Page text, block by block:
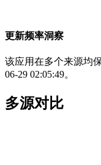
更新频率洞察
该应用在多个来源均
06-29 02:05:49。
多源对比